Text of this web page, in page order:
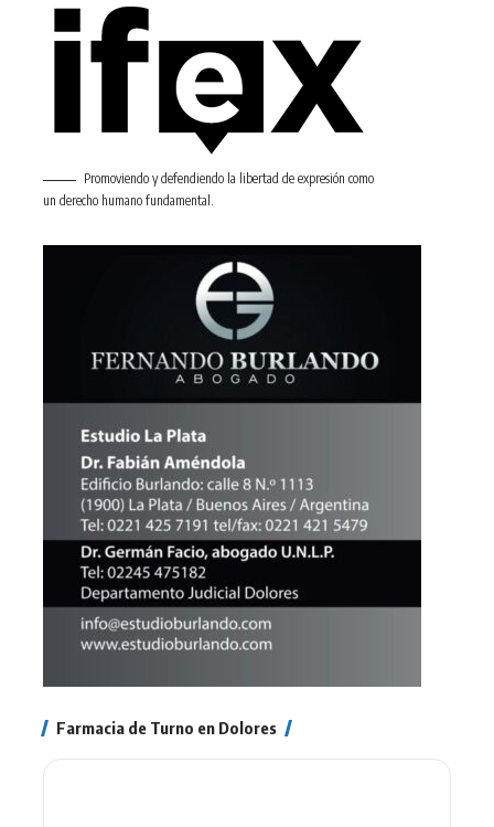
Promoviendo y defendiendo la libertad de expresión como
un derecho humano fundamental.
Farmacia de Turno en Dolores